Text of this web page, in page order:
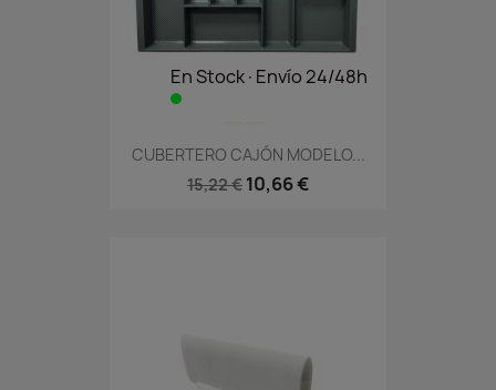
En Stock·Envío 24/48h
CUBERTERO CAJÓN MODELO...
15,22 € 10,66 €